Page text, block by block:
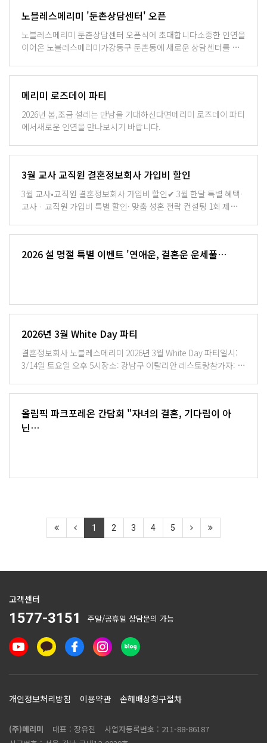
노블레스메리미 '둔촌상담센터' 오픈
노블레스메리미 둔촌상담센터 오픈식에 초대합니다​소중한 인연을
이어온 노블레스메리미가강동구 둔촌동에 새로운 상담센터를 오
함께해 주시면 감사하겠습니다.
메리미 로즈데이 파티
2026년 봄,조금 설레는 만남을 기대하신다면메리미 로즈데이 파티
에서새로운 인연을 만나보시기 바랍니다.
3월 교사 교직원 결혼정보회사 가입비 할인
3월 교사•교직원 결혼정보회사 가입비 할인✔ 3월 한달 특별 혜택·
교사 · 교직원 가입비 특별 할인· 맞춤 성혼 전략 컨설팅 1회 제공·
직원or 부모님께서 교사/ 교직원 분들에 한하며,혜택을 드립니다.
2026 설 명절 특별 이벤트 '연애운, 결혼운 운세풀…
2026년 3월 White Day 파티
결혼정보회사 노블레스메리미 2026년 3월 White Day 파티​일시:
3/14일 토요일 오후 5시장소: 강남구 이탈리안 레스토랑참가자: 미
1577-3151✔ 오픈 카카오톡
올림픽 파크포레온 간담회 "자녀의 결혼, 기다림이 아
닌…
1 2 3 4 5
고객센터
1577-3151 주말/공휴일 상담문의 가능
개인정보처리방침 이용약관 손해배상청구절차
(주)메리미 대표 : 장유진 사업자등록번호 : 211-88-86187